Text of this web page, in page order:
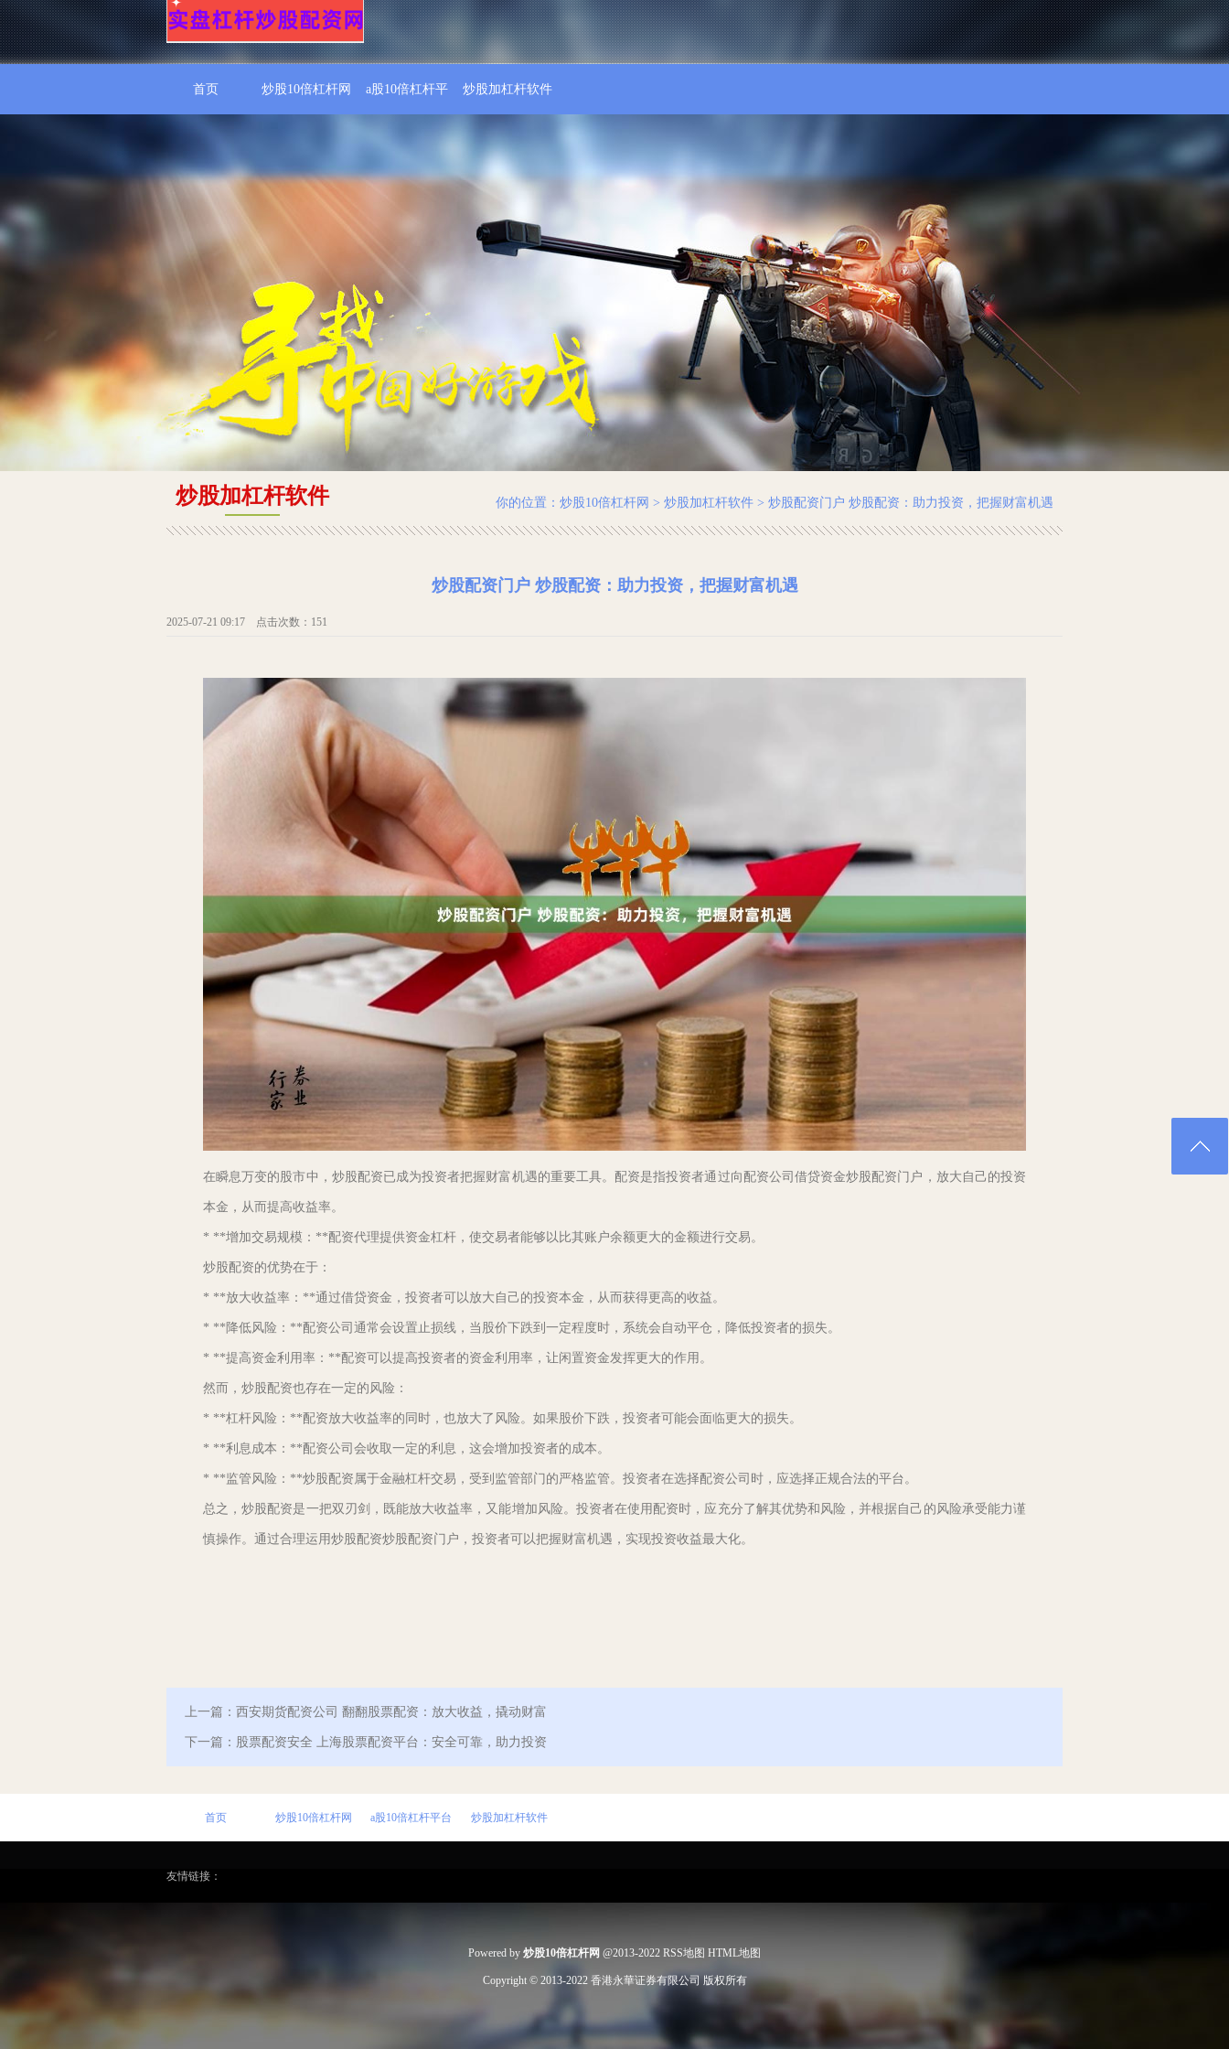
首页 炒股10倍杠杆网 a股10倍杠杆平 炒股加杠杆软件
炒股加杠杆软件 你的位置： 炒股10倍杠杆网 > 炒股加杠杆软件 > 炒股配资门户 炒股配资：助力投资，把握财富机遇
炒股配资门户 炒股配资：助力投资，把握财富机遇
2025-07-21 09:17 点击次数：151
在瞬息万变的股市中，炒股配资已成为投资者把握财富机遇的重要工具。配资是指投资者通过向配资公司借贷资金炒股配资门户，放大自己的投资
本金，从而提高收益率。
* **增加交易规模：**配资代理提供资金杠杆，使交易者能够以比其账户余额更大的金额进行交易。
炒股配资的优势在于：
* **放大收益率：**通过借贷资金，投资者可以放大自己的投资本金，从而获得更高的收益。
* **降低风险：**配资公司通常会设置止损线，当股价下跌到一定程度时，系统会自动平仓，降低投资者的损失。
* **提高资金利用率：**配资可以提高投资者的资金利用率，让闲置资金发挥更大的作用。
然而，炒股配资也存在一定的风险：
* **杠杆风险：**配资放大收益率的同时，也放大了风险。如果股价下跌，投资者可能会面临更大的损失。
* **利息成本：**配资公司会收取一定的利息，这会增加投资者的成本。
* **监管风险：**炒股配资属于金融杠杆交易，受到监管部门的严格监管。投资者在选择配资公司时，应选择正规合法的平台。
总之，炒股配资是一把双刃剑，既能放大收益率，又能增加风险。投资者在使用配资时，应充分了解其优势和风险，并根据自己的风险承受能力谨
慎操作。通过合理运用炒股配资炒股配资门户，投资者可以把握财富机遇，实现投资收益最大化。
上一篇： 西安期货配资公司 翻翻股票配资：放大收益，撬动财富
下一篇： 股票配资安全 上海股票配资平台：安全可靠，助力投资
首页 炒股10倍杠杆网 a股10倍杠杆平台 炒股加杠杆软件
友情链接：
Powered by 炒股10倍杠杆网 @2013-2022 RSS地图 HTML地图
Copyright © 2013-2022 香港永華证券有限公司 版权所有